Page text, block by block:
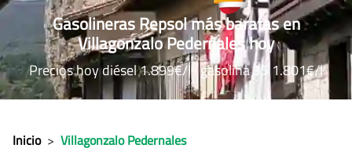
FAVORITASGasolineras Repsol más baratas en
Villagonzalo Pedernales hoy
Precios hoy diésel 1.899€/l · gasolina 95 1.801€/l
Inicio > Villagonzalo Pedernales